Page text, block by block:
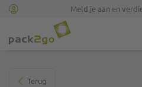
Meld je aan en
Ga naar homepagina
Terug